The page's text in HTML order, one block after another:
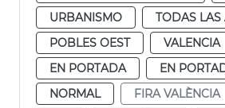
URBANISMO
TODAS LAS
POBLES OEST
VALENCIA
EN PORTADA
EN
NORMAL
FIRA VALÈNCIA